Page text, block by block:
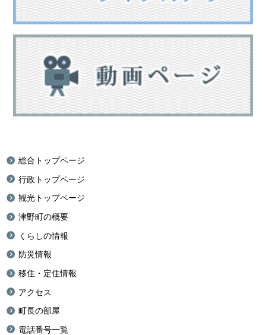
総合トップページ
行政トップページ
観光トップページ
津野町の概要
くらしの情報
防災情報
移住・定住情報
アクセス
町長の部屋
電話番号一覧